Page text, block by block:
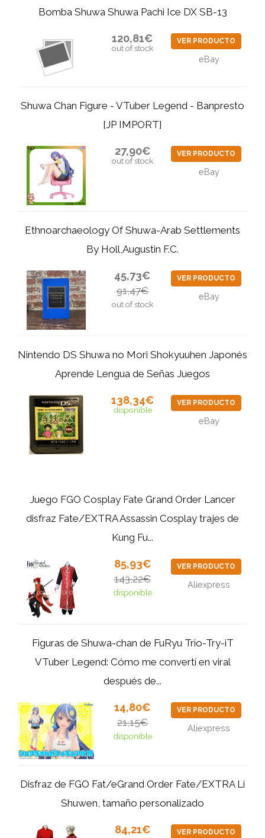
Bomba Shuwa Shuwa Pachi Ice DX SB-13
120,81€
out of stock
VER PRODUCTO
eBay
Shuwa Chan Figure - VTuber Legend - Banpresto
[JP IMPORT]
27,90€
out of stock
VER PRODUCTO
eBay
Ethnoarchaeology Of Shuwa-Arab Settlements
By Holl,Augustin F.C.
45,73€
91,47€
out of stock
VER PRODUCTO
eBay
Nintendo DS Shuwa no Mori Shokyuuhen Japonés
Aprende Lengua de Señas Juegos
138,34€
disponible
VER PRODUCTO
eBay
Juego FGO Cosplay Fate Grand Order Lancer
disfraz Fate/EXTRA Assassin Cosplay trajes de
Kung Fu...
85,93€
143,22€
disponible
VER PRODUCTO
Aliexpress
Figuras de Shuwa-chan de FuRyu Trio-Try-iT
VTuber Legend: Cómo me convertí en viral
después de...
14,80€
21,15€
disponible
VER PRODUCTO
Aliexpress
Disfraz de FGO Fat/eGrand Order Fate/EXTRA Li
Shuwen, tamaño personalizado
84,21€ VER PRODUCTO